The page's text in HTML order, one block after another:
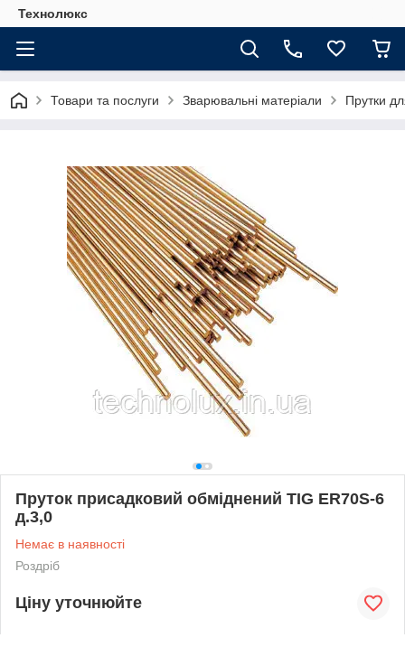
Технолюкс
Товари та послуги Зварювальні матеріали Прутки
Пруток присадковий обміднений TIG ER70S-6
д.3,0
Немає в наявності
Роздріб
Ціну уточнюйте